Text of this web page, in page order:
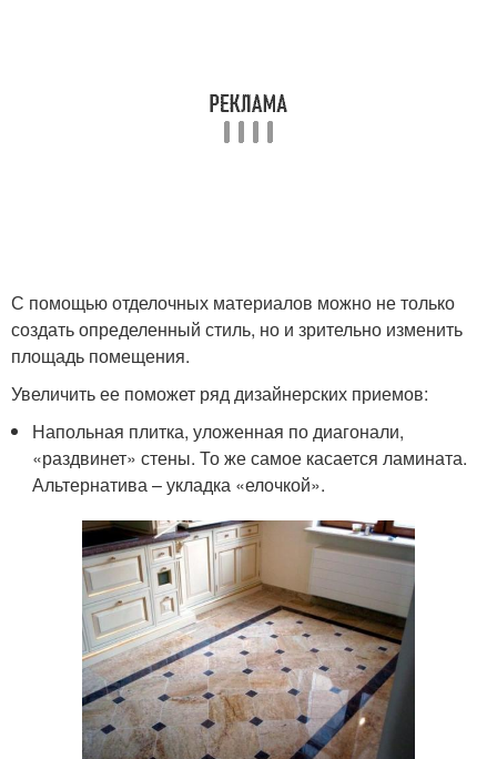
С помощью отделочных материалов можно не только
создать определенный стиль, но и зрительно изменить
площадь помещения.
Увеличить ее поможет ряд дизайнерских приемов:
Напольная плитка, уложенная по диагонали,
«раздвинет» стены. То же самое касается ламината.
Альтернатива – укладка «елочкой».